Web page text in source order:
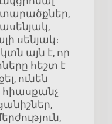
տարածքներ,
սենյակ։
այն է, որ
հեշտ է
ունեն
հիասքանչ